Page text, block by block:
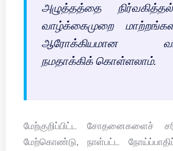
அழுத்தத்தை
வாழ்க்கைமுறை
ஆரோக்கியமான
நமதாக்கிக் கொள்ளலாம்.
மேற்குறிப்பிட்ட சோதனைகளைச்
மேற்கொண்டு, நாள்பட்ட